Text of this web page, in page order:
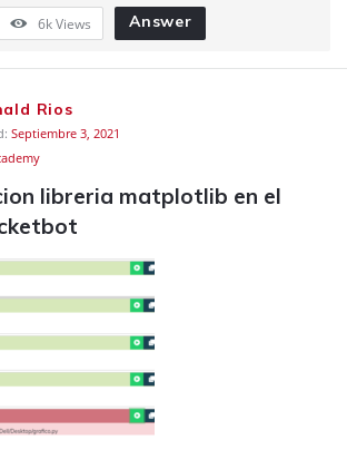
6kViews Answer
Rios
Septiembre 3, 2021
libreria matplotlib en el